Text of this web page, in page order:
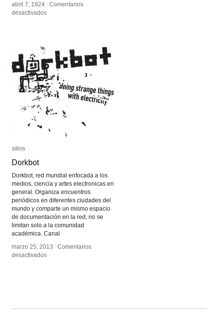
abril 7, 1924 / Comentarios
desactivadosen
abril 7, 1924 / Comentarios
desactivadosen
sitios
Dorkbot
Dorkbot, red mundial enfocada a los
medios, ciencia y artes electronicas en
general. Organiza encuentros
periódicos en diferentes ciudades del
mundo y comparte un mismo espacio
de documentación en la red, no se
limitan solo a la comunidad
académica. Canal
marzo 25, 2013 / Comentarios
desactivadosen
sitios
Dorkbot
marzo 25, 2013 / Comentarios
desactivadosen